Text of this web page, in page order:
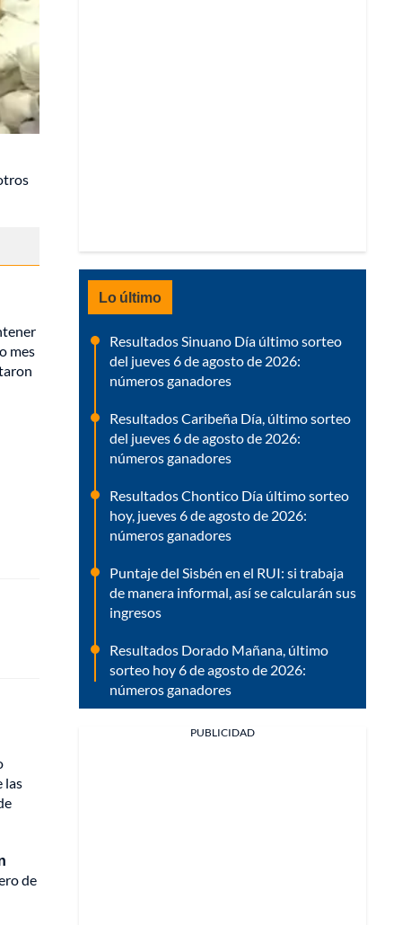
mes
las
de
Lo último
Resultados Sinuano Día último sorteo
del jueves 6 de agosto de 2026:
números ganadores
Resultados Caribeña Día, último sorteo
del jueves 6 de agosto de 2026:
números ganadores
Resultados Chontico Día último sorteo
hoy, jueves 6 de agosto de 2026:
números ganadores
Puntaje del Sisbén en el RUI: si trabaja
de manera informal, así se calcularán sus
ingresos
Resultados Dorado Mañana, último
sorteo hoy 6 de agosto de 2026:
números ganadores
PUBLICIDAD